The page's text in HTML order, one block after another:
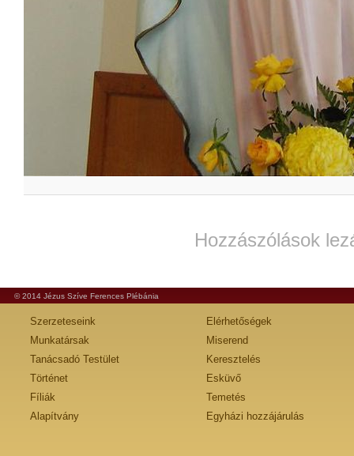
Hozzászólások
© 2014 Jézus Szíve Ferences Plébánia
Szerzeteseink
Munkatársak
Tanácsadó Testület
Történet
Fíliák
Alapítvány
Elérhetőségek
Miserend
Keresztelés
Esküvő
Temetés
Egyházi hozzájárulás